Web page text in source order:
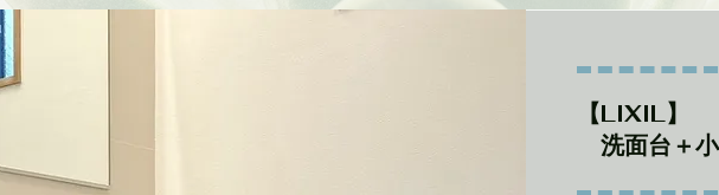
【LIXIL】
洗面台＋